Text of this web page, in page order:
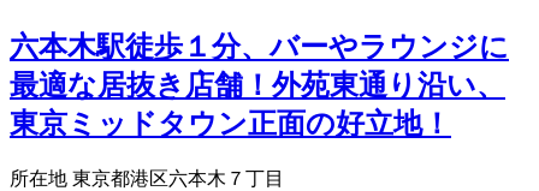
六本木駅徒歩１分、バーやラウンジに
最適な居抜き店舗！外苑東通り沿い、
東京ミッドタウン正面の好立地！
所在地 東京都港区六本木７丁目